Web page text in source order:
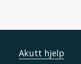
Akutt hjelp